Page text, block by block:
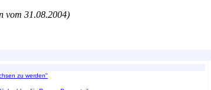
vom 31.08.2004)
zu werden"